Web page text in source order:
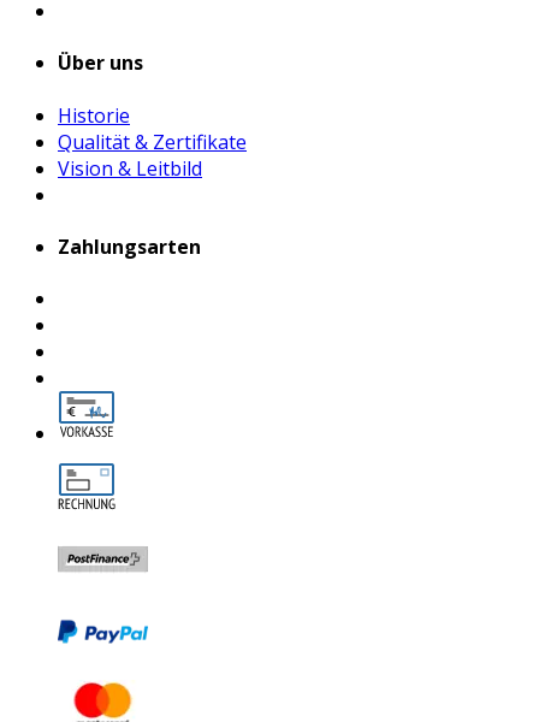
Über uns
Historie
Qualität & Zertifikate
Vision & Leitbild
Zahlungsarten